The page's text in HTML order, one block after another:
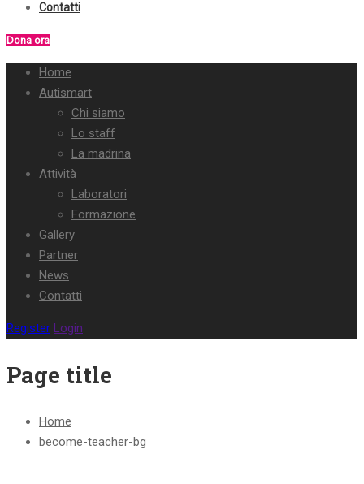
Contatti
Dona ora
Home
Autismart
Chi siamo
Lo staff
La madrina
Attività
Laboratori
Formazione
Gallery
Partner
News
Contatti
Register Login
Page title
Home
become-teacher-bg